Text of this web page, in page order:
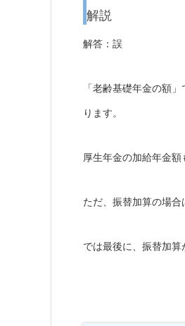
解説
解答：誤
「老齢基礎年金の額
ります。
厚生年金の加給年金額
ただ、振替加算の場合
では最後に、振替加算